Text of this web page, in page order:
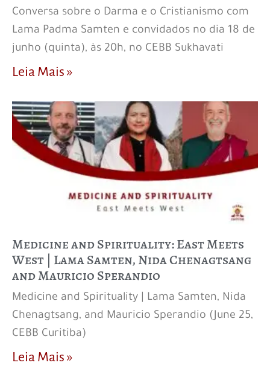
Conversa sobre o Darma e o Cristianismo com
Lama Padma Samten e convidados no dia 18 de
junho (quinta), às 20h, no CEBB Sukhavati
Leia Mais »
Medicine and Spirituality: East Meets
West | Lama Samten, Nida Chenagtsang
and Mauricio Sperandio
Medicine and Spirituality | Lama Samten, Nida
Chenagtsang, and Mauricio Sperandio (June 25,
CEBB Curitiba)
Leia Mais »